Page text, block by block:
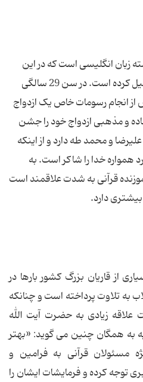
زبان انگلیسی است که در این
رشته در مقطع کارشناسی تحصیل کرده است. در سن 29 سالگی
انجام رسومات خاص یک ازدواج
و مذهبی ازدواج خود را جشن
و محمد طه دارد و از اینکه
خدا را شاکر است. به
قرآنی به شدت علاقمند است
بیشتری دارد.
از قاریان بزرگ كشور بارها در
به تلاوت پرداخته است و چنانكه
علاقه زیادی به حضرت آیت الله
به همگان چنین می گوید: «بهتر
مسئولان قرآنی به فرامین و
توجه کرده و فرمایشات ایشان را